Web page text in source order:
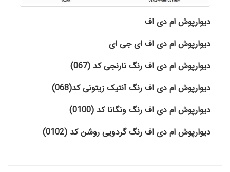
دیوارپوش ام دی اف
دیوارپوش ام دی اف ای جی ای
دیوارپوش ام دی اف رنگ نارنجی کد (067)
دیوارپوش ام دی اف رنگ آنتیک زیتونی کد(068)
دیوارپوش ام دی اف رنگ ونگانا کد (0100)
دیوارپوش ام دی اف رنگ گردویی روشن کد (0102)